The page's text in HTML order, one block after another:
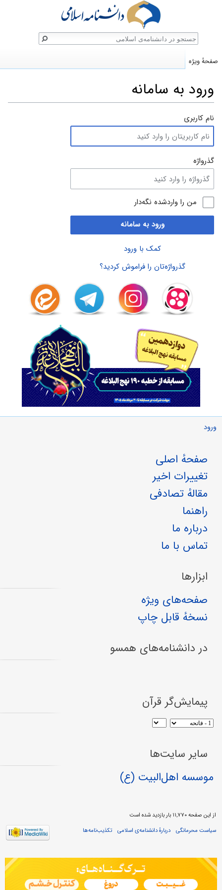
ورود به سامانه
پرش
ناوبری
پرش
جستجو
نام کاربری
گذرواژه
من را واردشده نگه‌دار
ورود به سامانه
کمک با ورود
گذرواژه‌تان را فراموش کردید؟
ورود
صفحهٔ ویژه
جستجو
صفحهٔ اصلی
تغییرات اخیر
مقالهٔ تصادفی
راهنما
درباره ما
تماس با ما
ابزارها
صفحه‌های ویژه
نسخهٔ قابل چاپ
در دانشنامه‌های همسو
پیمایش‌گر قرآن
سایر سایت‌ها
موسسه اهل‌البیت (ع)
از این صفحه ۱۱,۷۷۰ بار بازدید شده است
سیاست محرمانگی
دربارهٔ دانشنامه‌ی اسلامی تکذیب‌نامه‌ها